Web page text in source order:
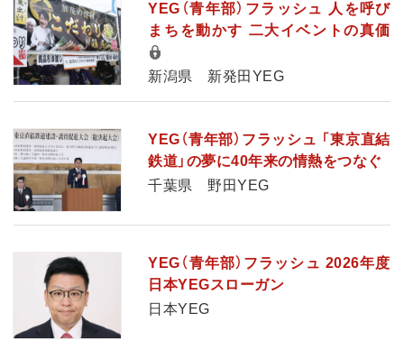
YEG（青年部）フラッシュ 人を呼び
まちを動かす 二大イベントの真価
新潟県 新発田YEG
YEG（青年部）フラッシュ 「東京直結
鉄道」の夢に40年来の情熱をつなぐ
千葉県 野田YEG
YEG（青年部）フラッシュ 2026年度
日本YEGスローガン
日本YEG